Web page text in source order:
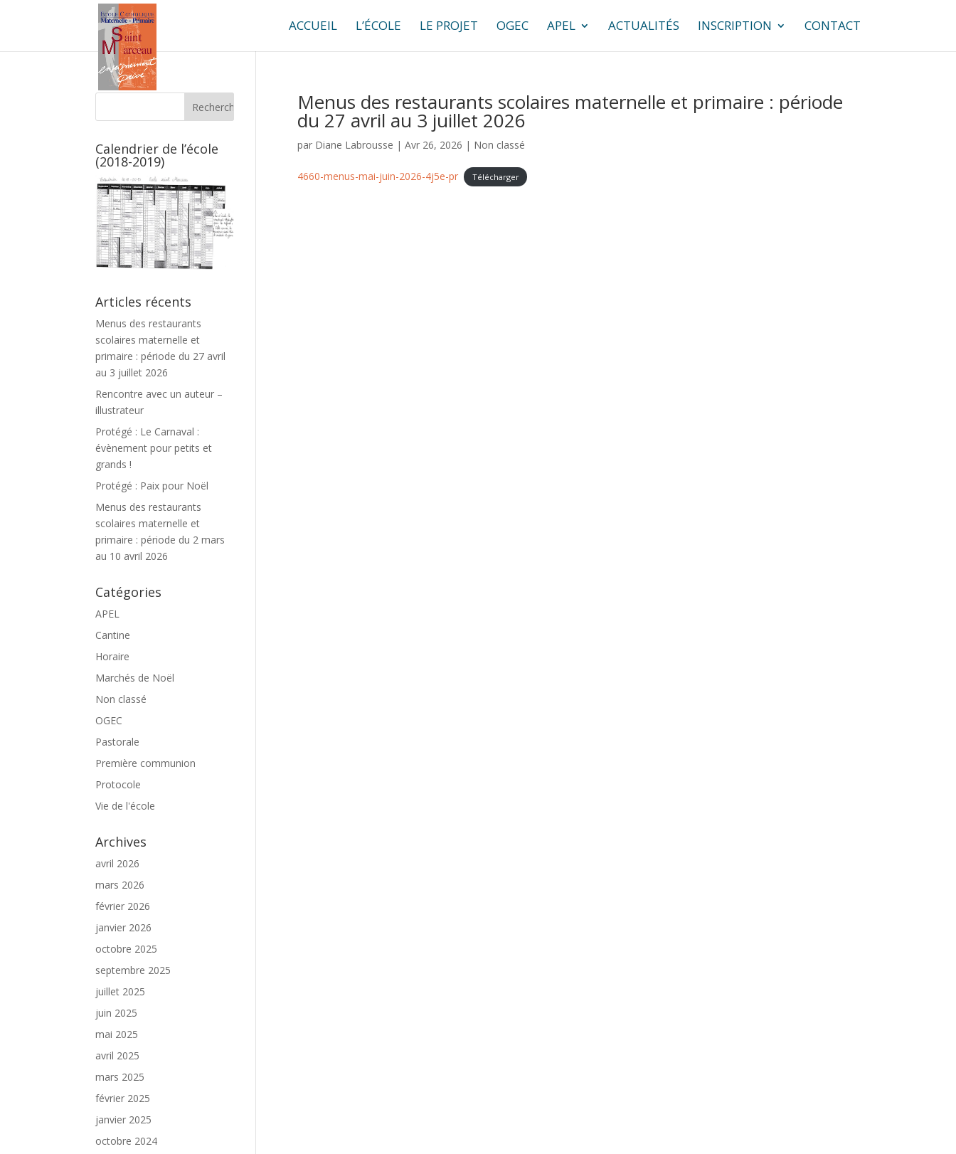
ACCUEIL L’ÉCOLE LE PROJET OGEC APEL ACTUALITÉS INSCRIPTION CONTACT
Menus des restaurants scolaires maternelle et primaire : période
du 27 avril au 3 juillet 2026
par Diane Labrousse | Avr 26, 2026 | Non classé
4660-menus-mai-juin-2026-4j5e-pr Télécharger
Calendrier de l’école
(2018-2019)
Articles récents
Menus des restaurants
scolaires maternelle et
primaire : période du 27 avril
au 3 juillet 2026
Rencontre avec un auteur –
illustrateur
Protégé : Le Carnaval :
évènement pour petits et
grands !
Protégé : Paix pour Noël
Menus des restaurants
scolaires maternelle et
primaire : période du 2 mars
au 10 avril 2026
Catégories
APEL
Cantine
Horaire
Marchés de Noël
Non classé
OGEC
Pastorale
Première communion
Protocole
Vie de l'école
Archives
avril 2026
mars 2026
février 2026
janvier 2026
octobre 2025
septembre 2025
juillet 2025
juin 2025
mai 2025
avril 2025
mars 2025
février 2025
janvier 2025
octobre 2024